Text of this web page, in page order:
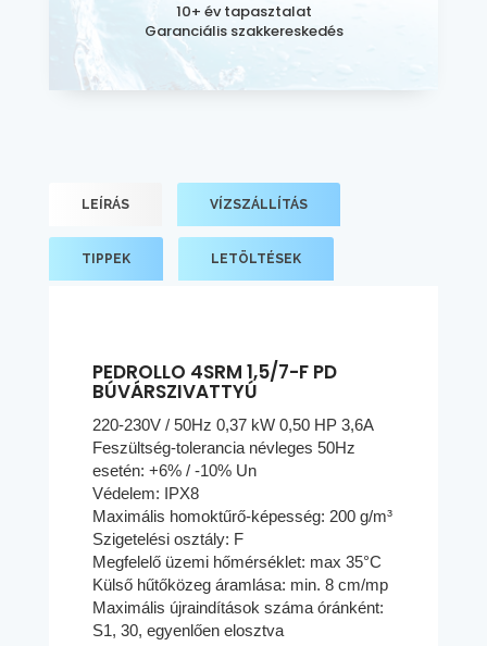
10+ év tapasztalat
Garanciális szakkereskedés
LEÍRÁS VÍZSZÁLLÍTÁS
TIPPEK LETÖLTÉSEK
PEDROLLO 4SRM 1,5/7-F PD
BÚVÁRSZIVATTYÚ
220-230V / 50Hz 0,37 kW 0,50 HP 3,6A
Feszültség-tolerancia névleges 50Hz
esetén: +6% / -10% Un
Védelem: IPX8
Maximális homoktűrő-képesség: 200 g/m³
Szigetelési osztály: F
Megfelelő üzemi hőmérséklet: max 35°C
Külső hűtőközeg áramlása: min. 8 cm/mp
Maximális újraindítások száma óránként:
S1, 30, egyenlően elosztva